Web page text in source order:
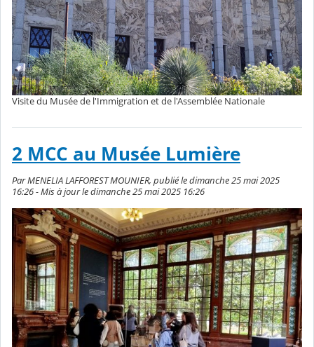
Visite du Musée de l'Immigration et de l'Assemblée Nationale
2 MCC au Musée Lumière
Par MENELIA LAFFOREST MOUNIER, publié le dimanche 25 mai 2025
16:26 - Mis à jour le dimanche 25 mai 2025 16:26